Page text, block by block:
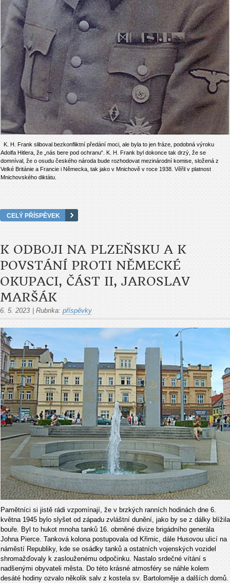
K. H. Frank sliboval bezkonfliktní předání moci, ale byla to jen fráze, podobná výroku
Adolfa Hitlera, že „nás bere pod ochranu“. K. H. Frank byl dokonce tak drzý, že se
domníval, že o osudu českého národa bude rozhodovat mezinárodní komise, složená z
Velké Británie a Francie i Německa, tak jako v Mnichově v roce 1938. Věřil v platnost
Mnichovského diktátu.
CELÝ PŘÍSPĚVEK
K ODBOJI NA PLZEŇSKU A K
POVSTÁNÍ PROTI NĚMECKÉ
OKUPACI, ČÁST II, JAROSLAV
MARŠÁK
6. 5. 2023 Rubrika: příspěvky
Pamětníci si jistě rádi vzpomínají, že v brzkých ranních hodinách dne 6.
května 1945 bylo slyšet od západu zvláštní dunění, jako by se z dálky blížila
bouře. Byl to hukot mnoha tanků 16. obrněné divize brigádního generála
Johna Pierce. Tanková kolona postupovala od Křimic, dále Husovou ulicí na
náměstí Republiky, kde se osádky tanků a ostatních vojenských vozidel
shromažďovaly k zaslouženému odpočinku. Nastalo srdečné vítání s
nadšenými obyvateli města. Do této krásné atmosféry se náhle kolem
desáté hodiny ozvalo několik salv z kostela sv. Bartoloměje a dalších domů.